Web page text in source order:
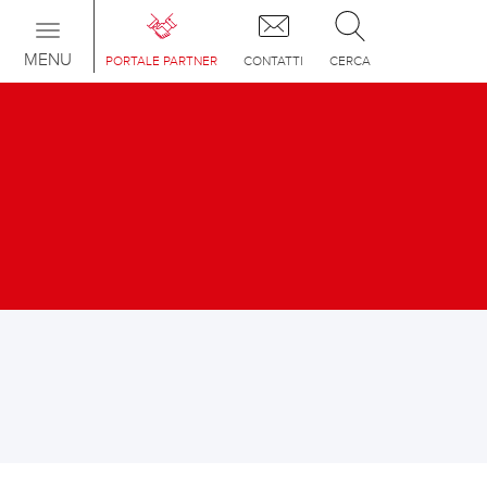
PORTALE PARTNER CONTATTI CERCA
Toggle
navigation
MENU